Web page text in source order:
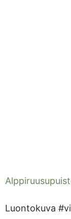
Luontokuva